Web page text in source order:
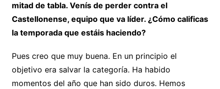
mitad de tabla. Venís de perder contra el
Castellonense, equipo que va líder. ¿Cómo calificas
la temporada que estáis haciendo?
Pues creo que muy buena. En un principio el
objetivo era salvar la categoría. Ha habido
momentos del año que han sido duros. Hemos